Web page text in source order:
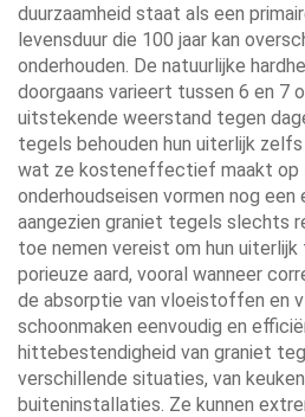
duurzaamheid staat als een
levensduur die 100 jaar kan
onderhouden. De natuurlijke
doorgaans varieert tussen 6 en 7
uitstekende weerstand tegen
tegels behouden hun uiterlijk
wat ze kosteneffectief maakt op
onderhoudseisen vormen nog
aangezien graniet tegels slechts
toe nemen vereist om hun uiterlijk
porieuze aard, vooral wanneer
de absorptie van vloeistoffen en
schoonmaken eenvoudig en
hittebestendigheid van graniet
verschillende situaties, van
buiteninstallaties. Ze kunnen